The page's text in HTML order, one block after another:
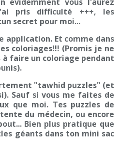
pris difficulté +++, les
secret pour moi...
application. Et comme dans
coloriages!!! (Promis je ne
à faire un coloriage pendant
"tawhid puzzles" (et
Sauf si vous me faites de
que moi. Tes puzzles de
du médecin, ou encore
Bien plus pratique que
géants dans ton mini sac